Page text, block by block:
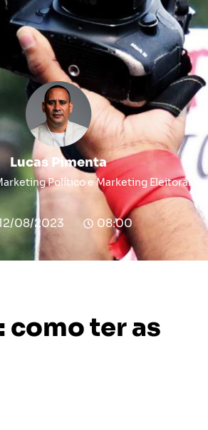
Lucas Pimenta
Político e Marketing Eleitoral
08/2023 08:00
como ter as